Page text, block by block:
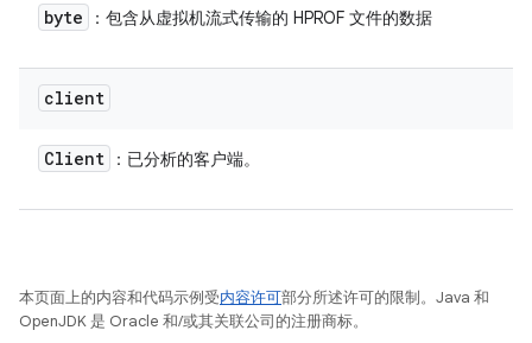
byte ：包含从虚拟机流式传输的 HPROF 文件的数据
client
Client ：已分析的客户端。
本页面上的内容和代码示例受内容许可部分所述许可的限制。Java 和
OpenJDK 是 Oracle 和/或其关联公司的注册商标。